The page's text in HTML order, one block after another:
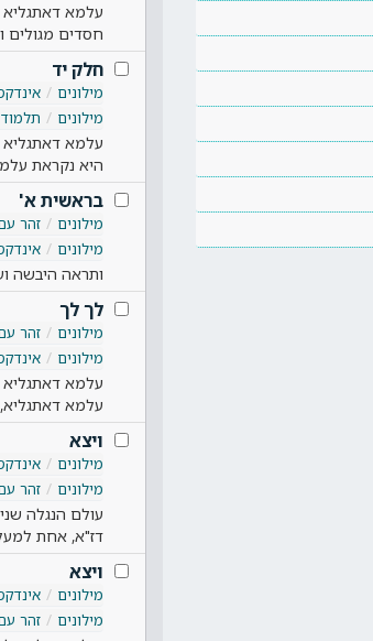
עלמא דאתגליא
חסדים מגולים
חלק יד
מילונים
מילונים
עלמא דאתגליא
היא נקראת
בראשית א'
מילונים זהר
מילונים
ותראה היבשה
לך לך
מילונים זהר
מילונים
עלמא
עלמא
ויצא
מילונים
מילונים
זהר
עולם הנגלה
דז"א, אחת
ויצא
מילונים
מילונים
זהר